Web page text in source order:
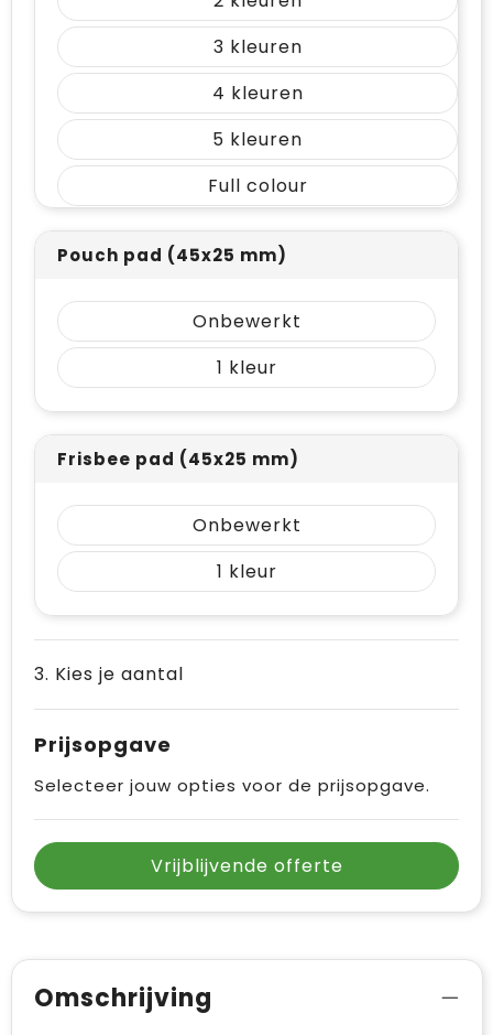
3
4
5
Full colour
Pouch pad (45x25 mm)
Onbewerkt
1
Frisbee pad (45x25 mm)
Onbewerkt
1
3. Kies je aantal
Prijsopgave
Selecteer jouw opties voor de prijsopgave.
Vrijblijvende offerte
Omschrijving